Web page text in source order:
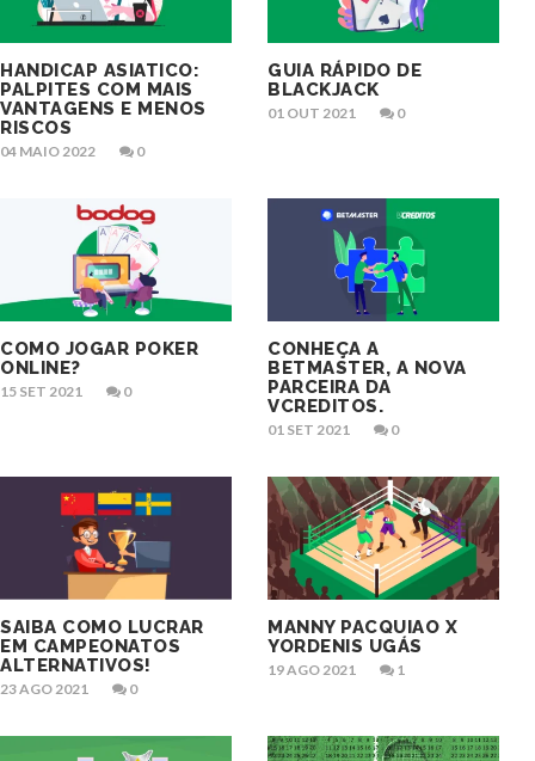
HANDICAP ASIATICO:
PALPITES COM MAIS
VANTAGENS E MENOS
RISCOS
04 MAIO 2022 0
GUIA RÁPIDO DE
BLACKJACK
01 OUT 2021 0
COMO JOGAR POKER
ONLINE?
15 SET 2021 0
CONHEÇA A
BETMASTER, A NOVA
PARCEIRA DA
VCREDITOS.
01 SET 2021 0
SAIBA COMO LUCRAR
EM CAMPEONATOS
ALTERNATIVOS!
23 AGO 2021 0
MANNY PACQUIAO X
YORDENIS UGÁS
19 AGO 2021 1